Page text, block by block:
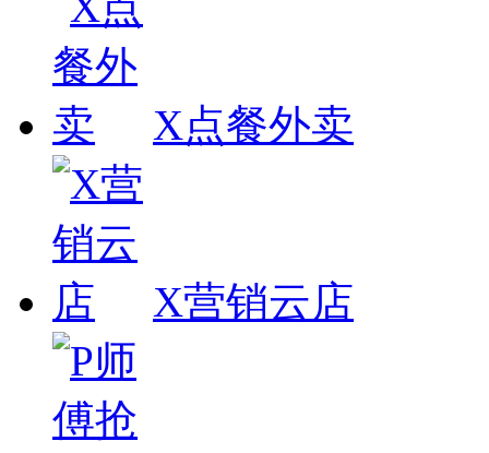
X点餐外卖
X营销云店